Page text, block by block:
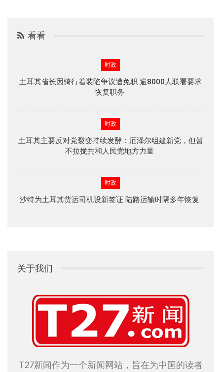
看看
时政
土耳其省长因骑行着装陷争议遭免职 逾8000人联署要求
恢复职务
时政
土耳其主要反对党裂变持续发酵：厄泽尔组建新党，但暂
不拉拢共和人民党地方力量
时政
沙特为土耳其货运司机设新签证 陆路运输时隔多年恢复
关于我们
T27新闻作为一个新闻网站，旨在为中国的读者